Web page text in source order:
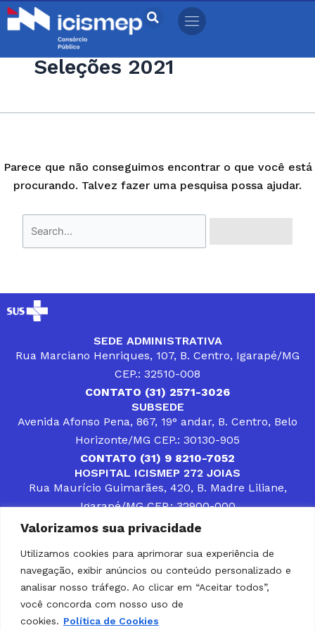
Valorizamos sua privacidade
Utilizamos cookies para aprimorar sua experiência de
navegação, exibir anúncios ou conteúdo personalizado e
analisar nosso tráfego. Ao clicar em “Aceitar todos”,
você concorda com nosso uso de
cookies. Política de Cookies
Ir
para
conteúdoSeleções 2021
Parece que não conseguimos encontrar o que você está
procurando. Talvez fazer uma pesquisa possa ajudar.
Pesquisar
por:
SEDE ADMINISTRATIVA
Rua Marciano Henriques, 107, B. Centro, Igarapé/MG
CEP.: 32510-008
CONTATO (31) 2571-3026
SUBSEDE
Avenida Afonso Pena, 867, 19° andar, B. Centro, Belo
Horizonte/MG CEP.: 30130-905
CONTATO (31) 9 8210-7052
HOSPITAL ICISMEP 272 JOIAS
Rua Maurício Guimarães, 420, B. Madre Liliane,
Igarapé/MG CEP.: 32900-000
CONTATOS (31) 3512-4400 ou (31) 9 8309-8660
DESENVOLVER SOLUÇÕES, AÇÕES E SERVIÇOS
PÚBLICOS QUE COMPLEMENTEM A ASSISTÊNCIA À
POPULAÇÃO DA REGIÃO EM QUE ATUA, SENDO
PARCEIRO DOS MUNICÍPIOS CONSORCIADOS NA
SOLUÇÃO DE DIFICULDADES ENFRENTADAS POR
GESTORES MUNICIPAIS, É O COMPROMISSO DO
ICISMEP.
Home Institucional Municípios